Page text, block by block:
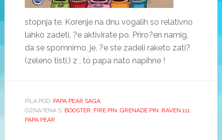
stopnja te. Korenje na dnu vogalih so relativno
lahko zadeti, ?e aktivirate po. Priro?en namig,
da se spomnimo, je, ?e ste zadeli raketo zati?
(zeleno tisti,) z , to papa nato napihne !
PILA POD: PAPA PEAR SAGA
OZNA?ENA S: BOOSTER, FIRE PIN, GRENADE PIN, RAVEN 111,
PAPA PEAR